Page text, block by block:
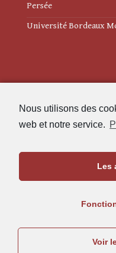
Nous utilisons des
web et notre service.
Les
Voir
Persée
Université Bordeaux
Politique de cookies
Maison de
05.57.12.45.63
rea@u-bordeaux-